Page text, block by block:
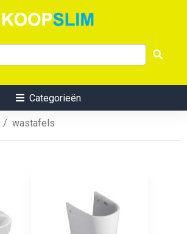
Categorieën
wastafels